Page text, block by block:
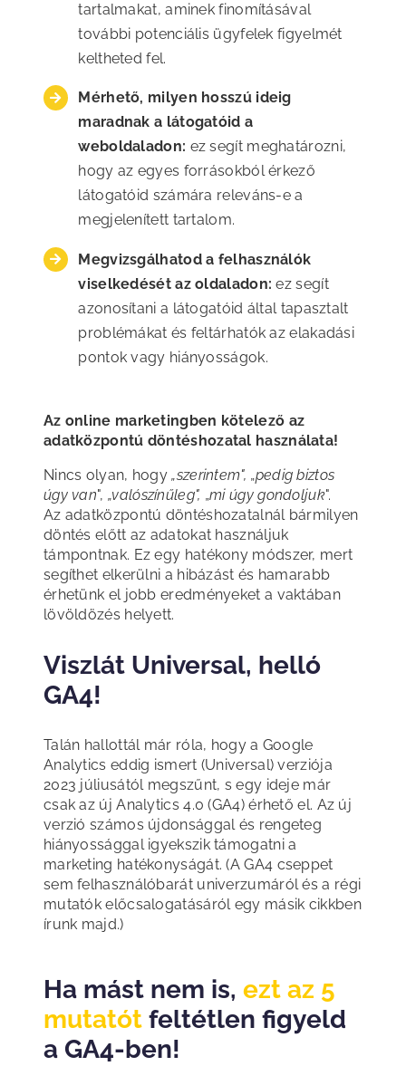
tartalmakat, aminek finomításával
további potenciális ügyfelek figyelmét
keltheted fel.
Mérhető, milyen hosszú ideig
maradnak a látogatóid a
weboldaladon: ez segít meghatározni,
hogy az egyes forrásokból érkező
látogatóid számára releváns-e a
megjelenített tartalom.
Megvizsgálhatod a felhasználók
viselkedését az oldaladon: ez segít
azonosítani a látogatóid által tapasztalt
problémákat és feltárhatók az elakadási
pontok vagy hiányosságok.
Az online marketingben kötelező az
adatközpontú döntéshozatal használata!
Nincs olyan, hogy„szerintem", „pedig biztos
úgy van", „valószínűleg", „mi úgy gondoljuk".
Az adatközpontú döntéshozatalnál bármilyen
döntés előtt az adatokat használjuk
támpontnak. Ez egy hatékony módszer, mert
segíthet elkerülni a hibázást és hamarabb
érhetünk el jobb eredményeket a vaktában
lövöldözés helyett.
Viszlát Universal, helló
GA4!
Talán hallottál már róla, hogy a Google
Analytics eddig ismert (Universal) verziója
2023 júliusától megszűnt, s egy ideje már
csak az új Analytics 4.0 (GA4) érhető el. Az új
verzió számos újdonsággal és rengeteg
hiányossággal igyekszik támogatni a
marketing hatékonyságát. (A GA4 cseppet
sem felhasználóbarát univerzumáról és a régi
mutatók előcsalogatásáról egy másik cikkben
írunk majd.)
Ha mást nem is, ezt az 5
mutatótfeltétlen figyeld
a GA4-ben!